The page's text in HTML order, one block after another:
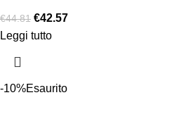
€44.81 €42.57
Leggi tutto
-10%Esaurito